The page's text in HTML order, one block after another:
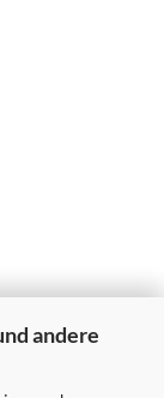
andere